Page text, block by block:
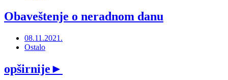
Obaveštenje o neradnom danu
08.11.2021.
Ostalo
opširnije►